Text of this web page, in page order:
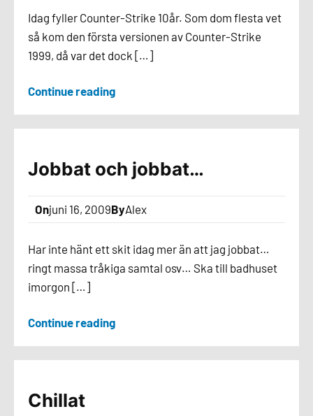
Idag fyller Counter-Strike 10år. Som dom flesta vet
så kom den första versionen av Counter-Strike
1999, då var det dock […]
Continue reading
Jobbat och jobbat…
Onjuni 16, 2009ByAlex
Har inte hänt ett skit idag mer än att jag jobbat…
ringt massa tråkiga samtal osv… Ska till badhuset
imorgon […]
Continue reading
Chillat